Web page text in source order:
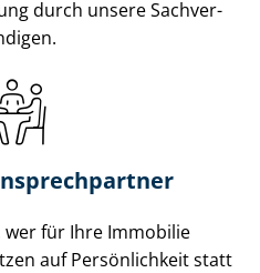
durch unsere Sach­ver­
wer für Ihre Immobilie
auf Persönlichkeit statt